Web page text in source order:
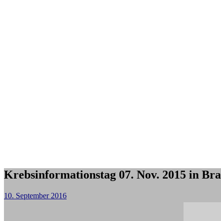
Krebsinformationstag 07. Nov. 2015 in
10. September 2016